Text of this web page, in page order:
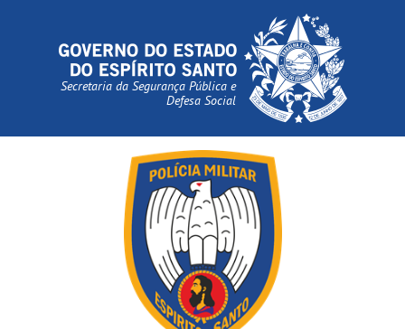
Secretaria da Segurança Pública e
Defesa Social